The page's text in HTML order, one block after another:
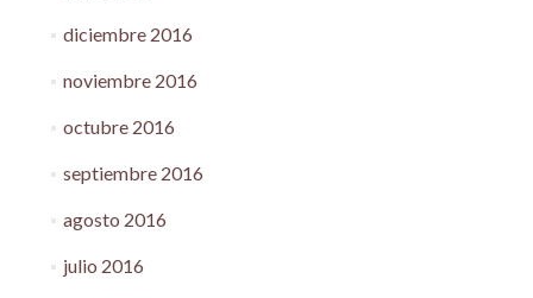
diciembre 2016
noviembre 2016
octubre 2016
septiembre 2016
agosto 2016
julio 2016